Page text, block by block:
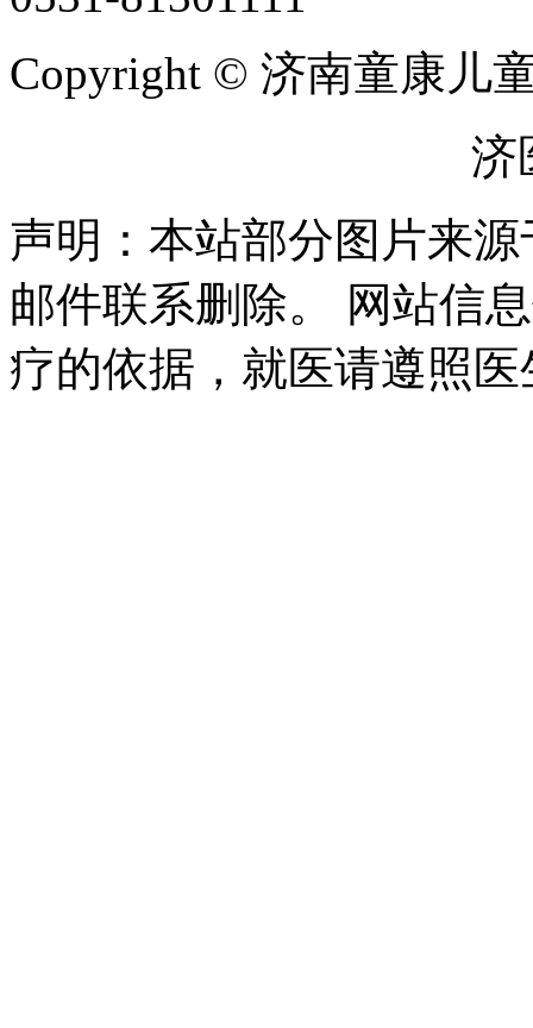
Copyright © 济南童康儿
济
声明：本站部分图片来
邮件联系删除。 网站信
疗的依据，就医请遵照